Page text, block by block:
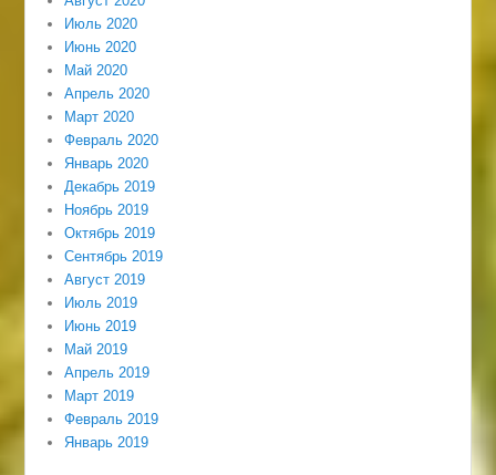
Июль 2020
Июнь 2020
Май 2020
Апрель 2020
Март 2020
Февраль 2020
Январь 2020
Декабрь 2019
Ноябрь 2019
Октябрь 2019
Сентябрь 2019
Август 2019
Июль 2019
Июнь 2019
Май 2019
Апрель 2019
Март 2019
Февраль 2019
Январь 2019